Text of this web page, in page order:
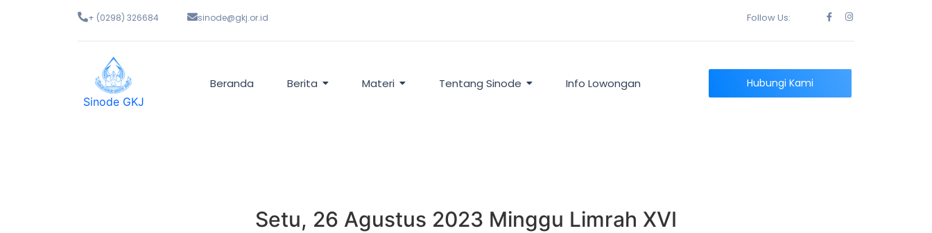
+ (0298) 326684 sinode@gkj.or.id Follow Us:
Sinode GKJ
Beranda Berita Materi Tentang Sinode Info Lowongan Hubungi Kami
Setu, 26 Agustus 2023 Minggu Limrah XVI